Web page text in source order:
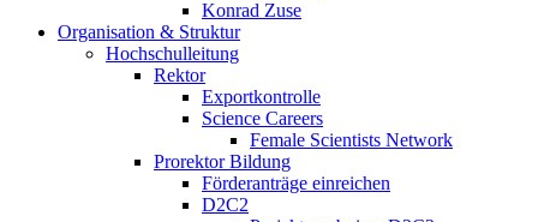
Konrad Zuse
Organisation & Struktur
Hochschulleitung
Rektor
Exportkontrolle
Science Careers
Female Scientists Network
Prorektor Bildung
Förderanträge einreichen
D2C2